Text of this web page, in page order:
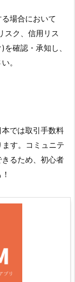
場合において
スク、信用リス
確認・承知し、
。
では取引手数料
す。コミュニテ
るため、初心者